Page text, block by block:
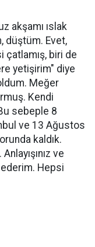
akşamı ıslak
düştüm. Evet,
çatlamış, biri de
yetişirim" diye
Meğer
Kendi
sebeple 8
ve 13 Ağustos
kaldık.
ve
Hepsi